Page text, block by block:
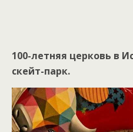
100-летняя церковь в
скейт-парк.